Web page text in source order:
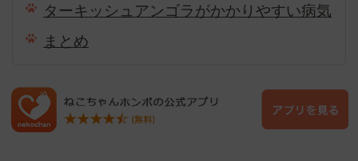
ターキッシュアンゴラがかかりやすい病気
まとめ